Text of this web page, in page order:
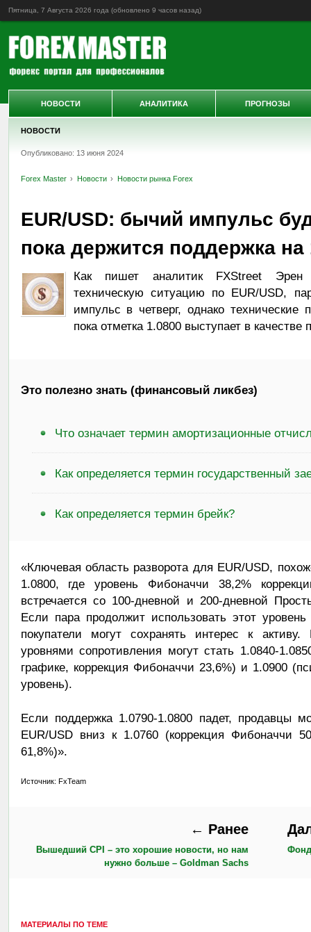
Пятница, 7 Августа 2026 года (обновлено 9 часов назад)
НОВОСТИ
Опубликовано: 13 июня 2024
Forex Master Новости Новости рынка Forex
EUR/USD: бычий импульс
пока держится поддержка на
Как пишет аналитик FXStreet Эрен
техническую ситуацию по EUR/USD,
импульс в четверг, однако технические
пока отметка 1.0800 выступает в качестве
Это полезно знать (финансовый ликбез)
Что означает термин амортизационные
Как определяется термин государственный
Как определяется термин брейк?
«Ключевая область разворота для EUR/USD,
1.0800, где уровень Фибоначчи 38,2%
встречается со 100-дневной и 200-дневной
Если пара продолжит использовать этот
покупатели могут сохранять интерес к
уровнями сопротивления могут стать 1.0840-
графике, коррекция Фибоначчи 23,6%) и 1.0900
уровень).
Если поддержка 1.0790-1.0800 падет, продавцы
EUR/USD вниз к 1.0760 (коррекция Фибоначчи
61,8%)».
Источник: FxTeam
← Ранее
Вышедший CPI – это хорошие новости, но нам
нужно больше – Goldman Sachs
МАТЕРИАЛЫ ПО ТЕМЕ
НОВОСТИ АНАЛИТИКА ПРОГНОЗЫ